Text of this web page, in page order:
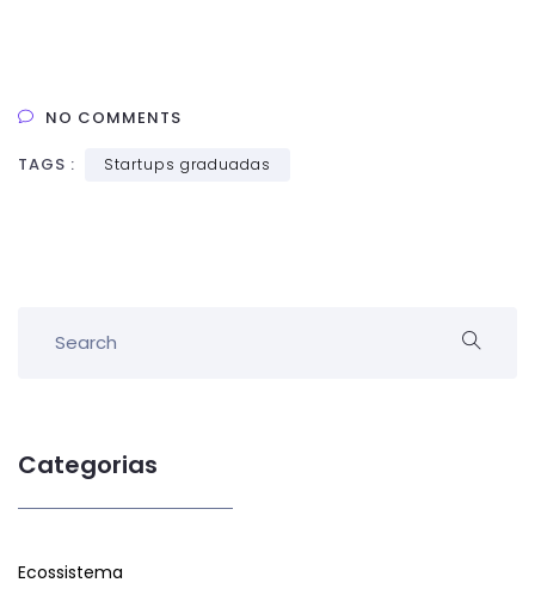
NO COMMENTS
TAGS : Startups graduadas
Categorias
Ecossistema